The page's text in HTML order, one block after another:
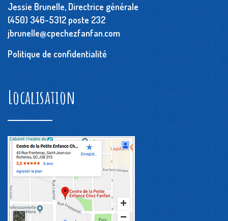
Jessie Brunelle, Directrice générale
(450) 346-5312 poste 232
jbrunelle@cpechezfanfan.com
Politique de confidentialité
Localisation